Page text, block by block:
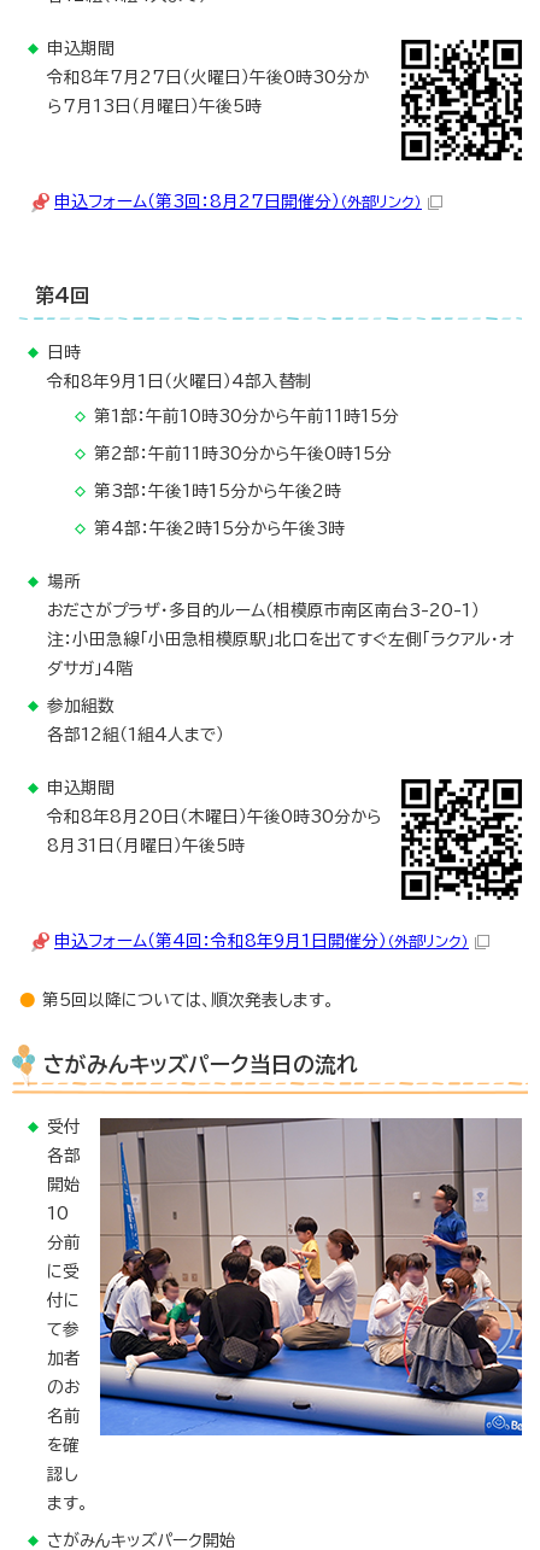
申込期間
令和8年7月27日（火曜日）午後0時30分か
ら7月13日（月曜日）午後5時
申込フォーム（第3回：8月27日開催分） （外部リンク）
第4回
日時
令和8年9月1日（火曜日）4部入替制
第1部：午前10時30分から午前11時15分
第2部：午前11時30分から午後0時15分
第3部：午後1時15分から午後2時
第4部：午後2時15分から午後3時
場所
おださがプラザ・多目的ルーム（相模原市南区南台3-20-1）
注：小田急線「小田急相模原駅」北口を出てすぐ左側「ラクアル・オ
ダサガ」4階
参加組数
各部12組（1組4人まで）
申込期間
令和8年8月20日（木曜日）午後0時30分から
8月31日（月曜日）午後5時
申込フォーム（第4回：令和8年9月1日開催分） （外部リンク）
第5回以降については、順次発表します。
さがみんキッズパーク当日の流れ
受付
各部
開始
10
分前
に受
付に
て参
加者
のお
名前
を確
認し
ます。
さがみんキッズパーク開始